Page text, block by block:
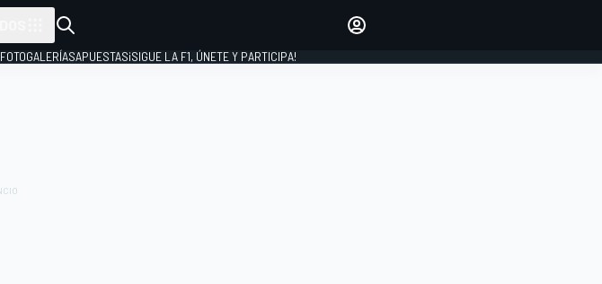
FOTOGALERÍASAPUESTAS¡SIGUE LA F1, ÚNETE Y PARTICIPA!